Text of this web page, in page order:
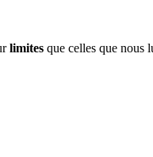
limites que celles que nous